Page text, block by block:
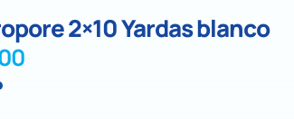
2×10 Yardas blanco